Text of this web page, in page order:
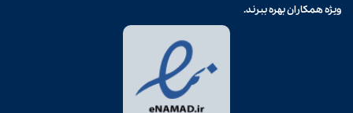
ویژه همکاران بهره ببرند.